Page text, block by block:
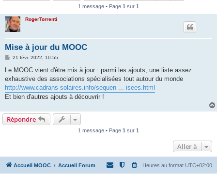
1 message • Page 1 sur 1
RogerTorrenti
Mise à jour du MOOC
M
s
a
g
e
21 févr. 2022, 10:55
Le MOOC vient d'être mis à jour : parmi les ajouts, une liste assez
exhaustive des associations spécialisées tout autour du monde
http://www.cadrans-solaires.info/sequen ... isees.html
Et bien d'autres ajouts à découvrir !
Répondre
1 message • Page 1 sur 1
Aller à
Accueil MOOC Accueil Forum Heures au format UTC+02:00